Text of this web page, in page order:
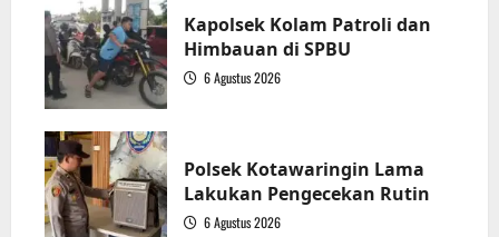
Kapolsek Kolam Patroli dan
Himbauan di SPBU
6 Agustus 2026
Polsek Kotawaringin Lama
Lakukan Pengecekan Rutin
6 Agustus 2026